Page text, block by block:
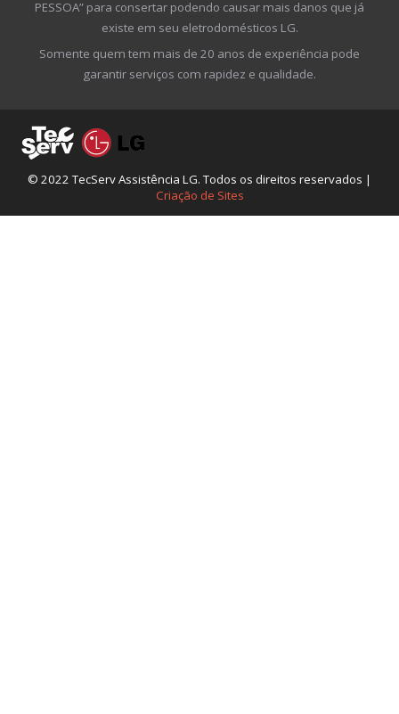
PESSOA” para consertar podendo causar mais danos que já
existe em seu eletrodomésticos LG.
Somente quem tem mais de 20 anos de experiência pode
garantir serviços com rapidez e qualidade.
© 2022 TecServ Assistência LG. Todos os direitos reservados |
Criação de Sites